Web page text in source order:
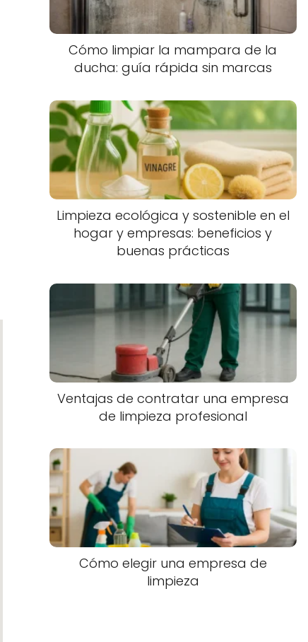
Cómo limpiar la mampara de la
ducha: guía rápida sin marcas
Limpieza ecológica y sostenible en el
hogar y empresas: beneficios y
buenas prácticas
Ventajas de contratar una empresa
de limpieza profesional
Cómo elegir una empresa de
limpieza